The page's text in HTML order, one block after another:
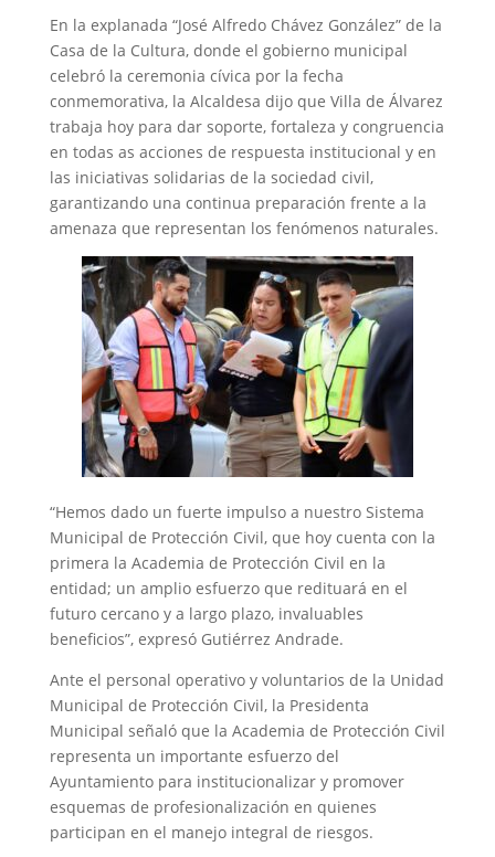
En la explanada “José Alfredo Chávez González” de la
Casa de la Cultura, donde el gobierno municipal
celebró la ceremonia cívica por la fecha
conmemorativa, la Alcaldesa dijo que Villa de Álvarez
trabaja hoy para dar soporte, fortaleza y congruencia
en todas as acciones de respuesta institucional y en
las iniciativas solidarias de la sociedad civil,
garantizando una continua preparación frente a la
amenaza que representan los fenómenos naturales.
“Hemos dado un fuerte impulso a nuestro Sistema
Municipal de Protección Civil, que hoy cuenta con la
primera la Academia de Protección Civil en la
entidad; un amplio esfuerzo que redituará en el
futuro cercano y a largo plazo, invaluables
beneficios”, expresó Gutiérrez Andrade.
Ante el personal operativo y voluntarios de la Unidad
Municipal de Protección Civil, la Presidenta
Municipal señaló que la Academia de Protección Civil
representa un importante esfuerzo del
Ayuntamiento para institucionalizar y promover
esquemas de profesionalización en quienes
participan en el manejo integral de riesgos.